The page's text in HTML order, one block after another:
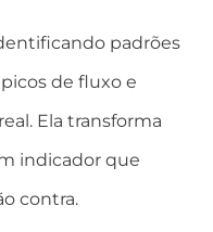
padrões
de fluxo e
Ela transforma
indicador que
contra.